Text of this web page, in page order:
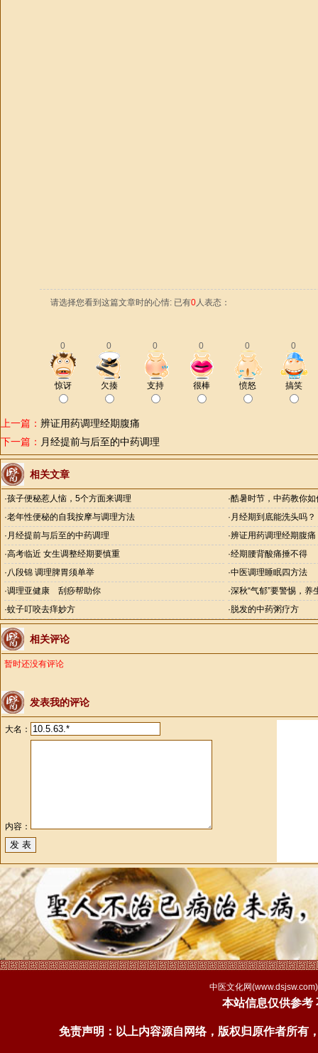
请选择您看到这篇文章时的心情: 已有0人表态：
0 0 0 0 0 0
惊讶 欠揍 支持 很棒 愤怒 搞笑
上一篇： 辨证用药调理经期腹痛
下一篇： 月经提前与后至的中药调理
相关文章
·孩子便秘惹人恼，5个方面来调理 ·酷暑时节，中药教你
·老年性便秘的自我按摩与调理方法 · 月经期到底能洗头吗？
· 月经提前与后至的中药调理 ·辨证用药调理经期腹痛
·高考临近 女生调整经期要慎重 ·经期腰背酸痛捶不得
·八段锦 调理脾胃须单举 ·中医调理睡眠四方法
·调理亚健康 刮痧帮助你 ·深秋“气郁”要警惕，养
·蚊子叮咬去痒妙方 · 脱发的中药粥疗方
相关评论
暂时还没有评论
发表我的评论
大名：
内容：
中医文化网(www.dsjsw.com
本站信息仅供参考
免责声明：以上内容源自网络，版权归原作者所有